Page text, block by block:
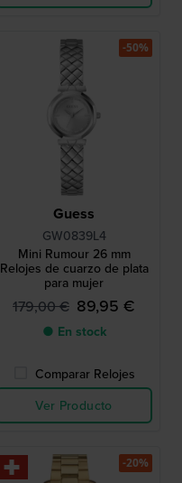
Guess
GW0839L4
Mini Rumour 26 mm
Relojes de cuarzo de plata
para mujer
179,00 € 89,95 €
● En stock
Comparar Relojes
Ver Producto
-50%
-20%